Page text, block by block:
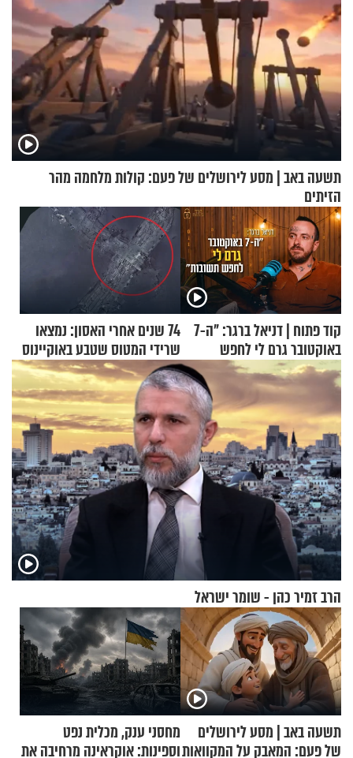
תשעה באב | מסע לירושלים של פעם: קולות מלחמה מהר
הזיתים
קוד פתוח | דניאל ברגר: "ה-7
באוקטובר גרם לי לחפש
תשובות"
74 שנים אחרי האסון: נמצאו
שרידי המטוס שטבע באוקיינוס
עם עשרות נוסעים
הרב זמיר כהן - שומר ישראל
תשעה באב | מסע לירושלים
של פעם: המאבק על המקוואות
מחסני ענק, מכלית נפט
וספינות: אוקראינה מרחיבה את